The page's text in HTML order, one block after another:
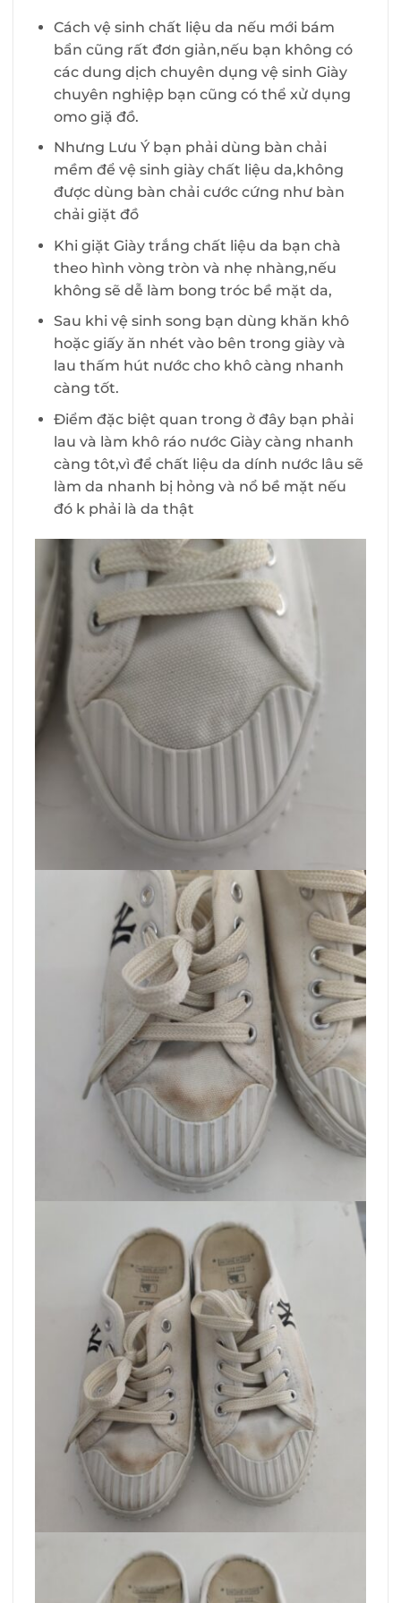
Cách vệ sinh chất liệu da nếu mới bám
bẩn cũng rất đơn giản,nếu bạn không có
các dung dịch chuyên dụng vệ sinh Giày
chuyên nghiệp bạn cũng có thể xử dụng
omo giặ đồ.
Nhưng Lưu Ý bạn phải dùng bàn chải
mềm để vệ sinh giày chất liệu da,không
được dùng bàn chải cước cứng như bàn
chải giặt đồ
Khi giặt Giày trắng chất liệu da bạn chà
theo hình vòng tròn và nhẹ nhàng,nếu
không sẽ dễ làm bong tróc bề mặt da,
Sau khi vệ sinh song bạn dùng khăn khô
hoặc giấy ăn nhét vào bên trong giày và
lau thấm hút nước cho khô càng nhanh
càng tốt.
Điểm đặc biệt quan trong ở đây bạn phải
lau và làm khô ráo nước Giày càng nhanh
càng tôt,vì để chất liệu da dính nước lâu sẽ
làm da nhanh bị hỏng và nổ bề mặt nếu
đó k phải là da thật